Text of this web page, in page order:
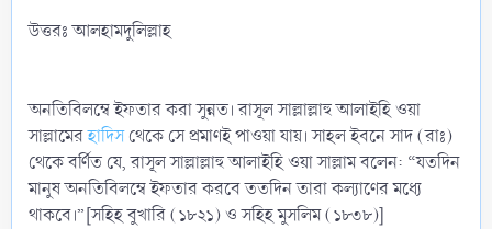
উত্তরঃ আলহামদুলিল্লাহ
অনতিবিলম্বে ইফতার করা সুন্নত। রাসূল সাল্লাল্লাহু আলাইহি ওয়া
সাল্লামেরহাদিসথেকে সে প্রমাণই পাওয়া যায়। সাহল ইবনে সাদ (রাঃ)
থেকে বর্ণিত যে, রাসূল সাল্লাল্লাহু আলাইহি ওয়া সাল্লাম বলেন: “যতদিন
মানুষ অনতিবিলম্বে ইফতার করবে ততদিন তারা কল্যাণের মধ্যে
থাকবে।”[সহিহ বুখারি (১৮২১) ও সহিহ মুসলিম (১৮৩৮)]